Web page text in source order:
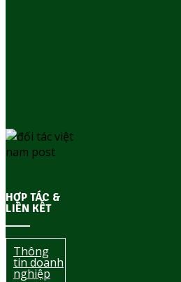
HỢP TÁC &
LIÊN KẾT
Thông
tin doanh
nghiệp